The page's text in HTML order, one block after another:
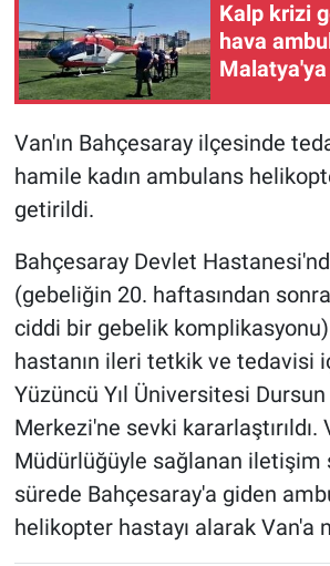
Kalp krizi
hava
Van'ın Bahçesaray ilçesinde
hamile kadın ambulans
getirildi.
Bahçesaray Devlet
(gebeliğin 20. haftasından
ciddi bir gebelik
hastanın ileri tetkik ve tedavisi
Yüzüncü Yıl Üniversitesi Dursun
Merkezi'ne sevki kararlaştırıldı.
Müdürlüğüyle sağlanan iletişim
sürede Bahçesaray'a giden
helikopter hastayı alarak Van'a